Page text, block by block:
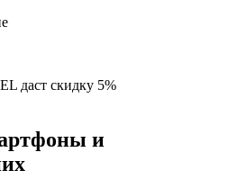
даст скидку 5%
и